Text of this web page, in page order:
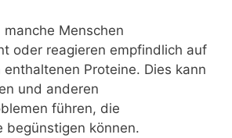
Menschen
oder reagieren empfindlich auf
Proteine. Dies kann
und anderen
führen, die
begünstigen können.